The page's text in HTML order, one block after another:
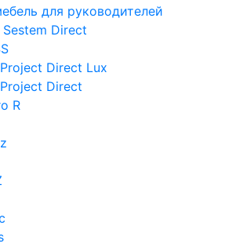
для руководителей
Direct
Direct Lux
Direct
R